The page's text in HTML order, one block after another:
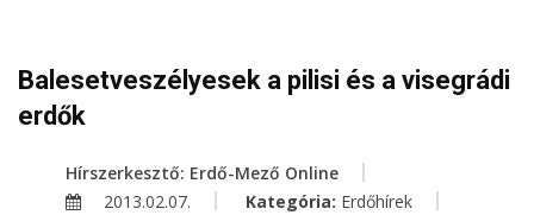
Balesetveszélyesek a pilisi és a visegrádi
erdők
Hírszerkesztő: Erdő-Mező Online
2013.02.07.
Kategória: Erdőhírek